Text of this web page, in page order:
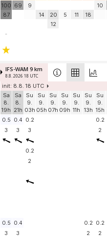
100
87
69
9
14
20
12
5 11 18
10
-
IFS-WAM 9 km
8.8. 2026 18 UTC
init: 8.8. 18 UTC
Sa
8.
19h
Sa
8.
21h
Su
9.
03h
Su
9.
05h
Su
9.
07h
Su
9.
09h
Su
9.
11h
Su
9.
13h
Su
9.
15h
0.5 0.4 0.2 0.2
3
3 3 2
0.2
2
0.5 0.4 0.2 0.2
3
3 2 2